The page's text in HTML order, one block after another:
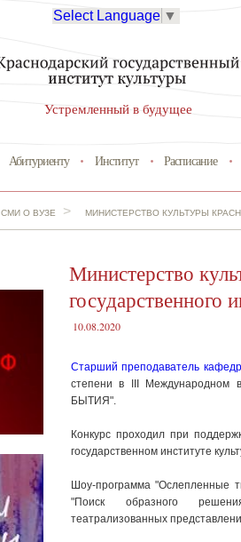
Устремленный в будущее
Select Language ▼
Абитуриенту Институт Расписание
СМИ О ВУЗЕ > МИНИСТЕРСТВО КУЛЬТУРЫ
Министерство
государственного
10.08.2020
Старший преподаватель
степени в III Международном
БЫТИЯ".
Конкурс проходил при
государственном институте
Шоу-программа "Ослепленные
"Поиск образного
театрализованных